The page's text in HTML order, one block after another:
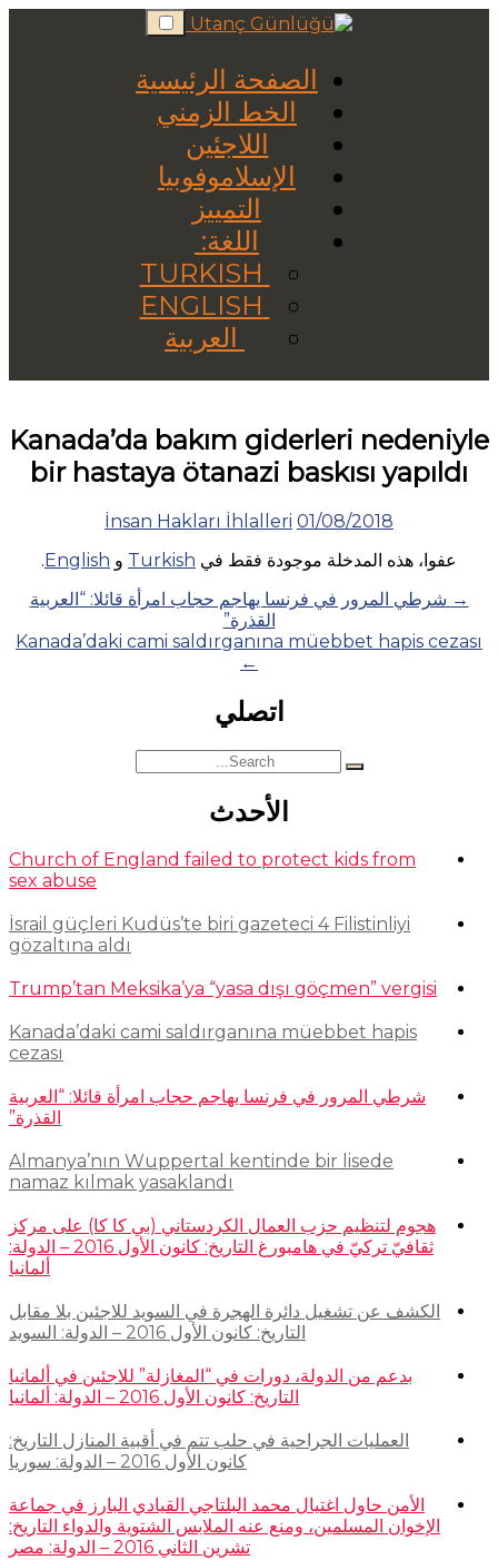
Skip
to
الصفحة الرئيسية
الخط الزمني
اللاجئين
الإسلاموفوبيا
التمييز
اللغة:
العربية
Kanada’da bakım giderleri nedeniyle
bir hastaya ötanazi baskısı yapıldı
01/08/2018
İnsan Hakları İhlalleri
عفوا، هذه المدخلة موجودة فقط في Turkish و English
.
Posts
navigation
→ شرطي المرور في فرنسا يهاجم حجاب امرأة قائلا: “العربية
القذرة”
Kanada’daki cami saldırganına müebbet hapis cezası
←
اتصلي
Search
for:
الأحدث
Church of England failed to protect kids from
sex abuse
İsrail güçleri Kudüs’te biri gazeteci 4 Filistinliyi
gözaltına aldı
Trump’tan Meksika’ya “yasa dışı göçmen” vergisi
Kanada’daki cami saldırganına müebbet hapis
cezası
شرطي المرور في فرنسا يهاجم حجاب امرأة قائلا: “العربية
القذرة”
Almanya’nın Wuppertal kentinde bir lisede
namaz kılmak yasaklandı
هجوم لتنظيم حزب العمال الكردستاني (بي كا كا) على مركز
ثقافيّ تركيّ في هامبورغ التاريخ: كانون الأول 2016 – الدولة:
ألمانيا
الكشف عن تشغيل دائرة الهجرة في السويد للاجئين بلا مقابل
التاريخ: كانون الأول 2016 – الدولة: السويد
بدعم من الدولة، دورات في “المغازلة” للاجئين في ألمانيا
التاريخ: كانون الأول 2016 – الدولة: ألمانيا
العمليات الجراحية في حلب تتم في أقبية المنازل التاريخ:
كانون الأول 2016 – الدولة: سوريا
الأمن حاول اغتيال محمد البلتاجي القيادي البارز في جماعة
الإخوان المسلمين، ومنع عنه الملابس الشتوية والدواء التاريخ:
تشرين الثاني 2016 – الدولة: مصر